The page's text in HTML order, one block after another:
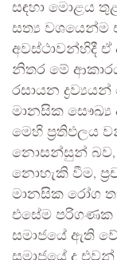
සඳහා මොළය
සත්‍ය වශයෙන්ම
අවස්ථාවන්හිදී ඒ
නිතර මේ
රසායන
මානසික සෞඛ්‍ය
මෙහි ප්‍රතිඵලය
නොසන්සුන් බව,
නොහැකි වීම,
මානසික රෝග
එසේම පරිගණක
සමාජයේ ඇති
සමාජයේ ද